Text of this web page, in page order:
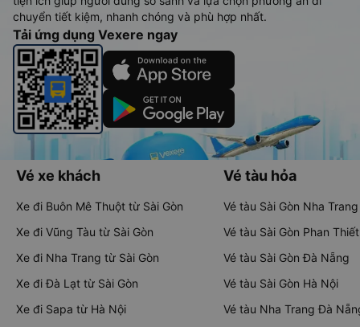
chuyển tiết kiệm, nhanh chóng và phù hợp nhất.
Tải ứng dụng Vexere ngay
Vé xe khách
Xe đi Buôn Mê Thuột từ Sài Gòn
Xe đi Vũng Tàu từ Sài Gòn
Xe đi Nha Trang từ Sài Gòn
Xe đi Đà Lạt từ Sài Gòn
Xe đi Sapa từ Hà Nội
Vé tàu hỏa
Vé tàu Sài Gòn Nha Trang
Vé tàu Sài Gòn Phan Thiết
Vé tàu Sài Gòn Đà Nẵng
Vé tàu Sài Gòn Hà Nội
Vé tàu Nha Trang Đà